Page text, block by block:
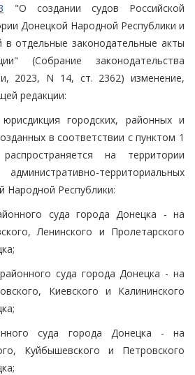
"О создании судов Российской
Донецкой Народной Республики и
в отдельные законодательные акты
(Собрание законодательства
2023, N 14, ст. 2362) изменение,
редакции:
городских, районных и
в соответствии с пунктом 1
на территории
территориальных
Народной Республики:
суда города Донецка - на
Ленинского и Пролетарского
суда города Донецка - на
Киевского и Калининского
суда города Донецка - на
Куйбышевского и Петровского